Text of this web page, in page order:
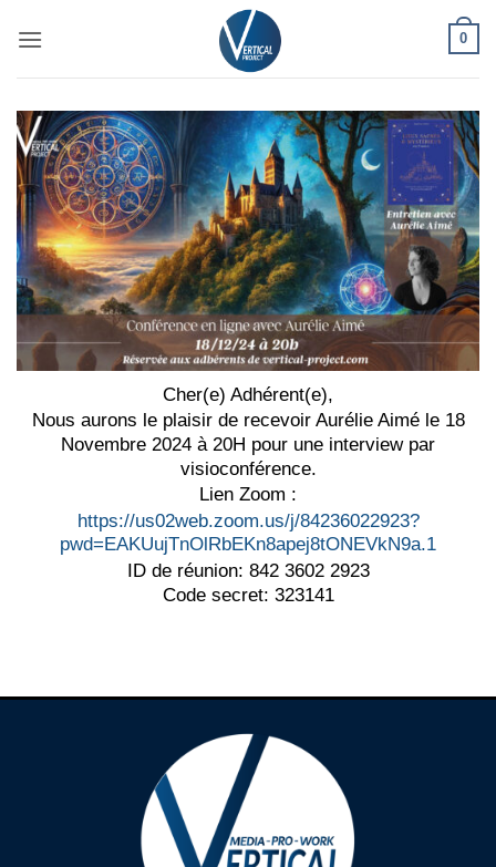
0
Cher(e) Adhérent(e),
Nous aurons le plaisir de recevoir Aurélie Aimé le 18
Novembre 2024 à 20H pour une interview par
visioconférence.
Lien Zoom :
https://us02web.zoom.us/j/84236022923?
pwd=EAKUujTnOlRbEKn8apej8tONEVkN9a.1
ID de réunion: 842 3602 2923
Code secret: 323141